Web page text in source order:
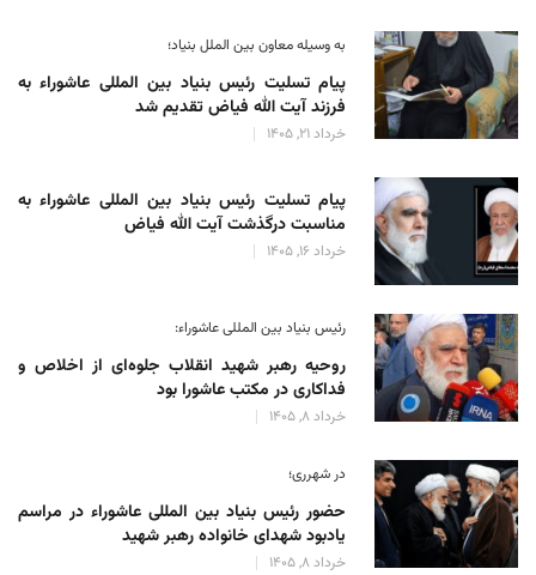
به وسیله معاون بین الملل بنیاد؛
پیام تسلیت رئیس بنیاد بین المللی عاشوراء به
فرزند آیت الله فیاض تقدیم شد
خرداد 21, 1405
پیام تسلیت رئیس بنیاد بین المللی عاشوراء به
مناسبت درگذشت آیت الله فیاض
خرداد 16, 1405
رئیس بنیاد بین المللی عاشوراء:
روحیه رهبر شهید انقلاب جلوه‌ای از اخلاص و
فداکاری در مکتب عاشورا بود
خرداد 8, 1405
در شهرری؛
حضور رئیس بنیاد بین المللی عاشوراء در مراسم
یادبود شهدای خانواده رهبر شهید
خرداد 8, 1405